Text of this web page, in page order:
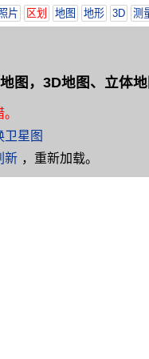
片 区划 地图 地形 3D 测
图，3D地图、立体地
卫星图
新 ，重新加载。